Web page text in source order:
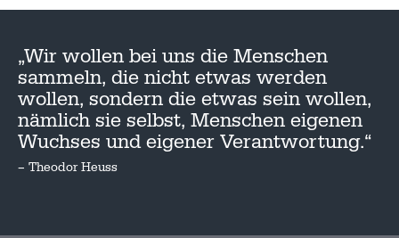
„Wir wollen bei uns die Menschen
sammeln, die nicht etwas werden
wollen, sondern die etwas sein wollen,
nämlich sie selbst, Menschen eigenen
Wuchses und eigener Verantwortung.“
– Theodor Heuss